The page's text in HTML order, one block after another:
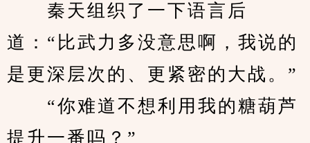
秦天组织了一下语言后
道：“比武力多没意思啊，我说的
是更深层次的、更紧密的大战。”
“你难道不想利用我的糖葫芦
提升一番吗？”